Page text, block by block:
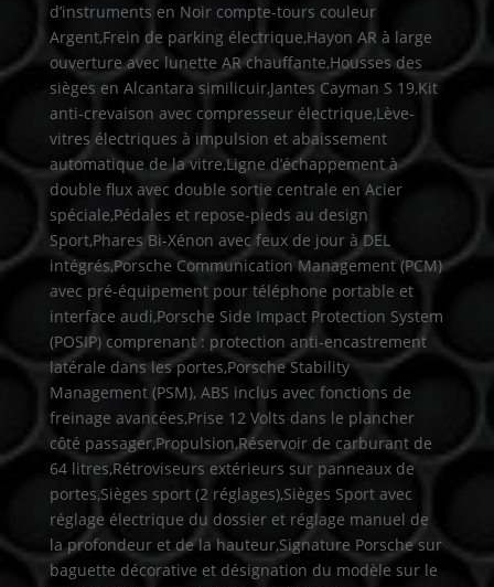
d’instruments en Noir compte-tours couleur
Argent,Frein de parking électrique,Hayon AR à large
ouverture avec lunette AR chauffante,Housses des
sièges en Alcantara similicuir,Jantes Cayman S 19,Kit
anti-crevaison avec compresseur électrique,Lève-
vitres électriques à impulsion et abaissement
automatique de la vitre,Ligne d’échappement à
double flux avec double sortie centrale en Acier
spéciale,Pédales et repose-pieds au design
Sport,Phares Bi-Xénon avec feux de jour à DEL
intégrés,Porsche Communication Management (PCM)
avec pré-équipement pour téléphone portable et
interface audi,Porsche Side Impact Protection System
(POSIP) comprenant : protection anti-encastrement
latérale dans les portes,Porsche Stability
Management (PSM), ABS inclus avec fonctions de
freinage avancées,Prise 12 Volts dans le plancher
côté passager,Propulsion,Réservoir de carburant de
64 litres,Rétroviseurs extérieurs sur panneaux de
portes,Sièges sport (2 réglages),Sièges Sport avec
réglage électrique du dossier et réglage manuel de
la profondeur et de la hauteur,Signature Porsche sur
baguette décorative et désignation du modèle sur le